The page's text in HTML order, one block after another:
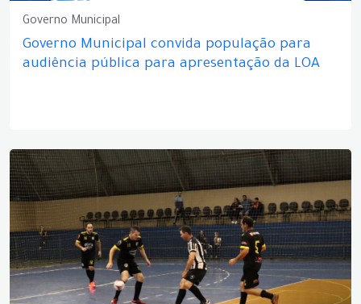
Governo Municipal
Governo Municipal convida população para
audiência pública para apresentação da LOA